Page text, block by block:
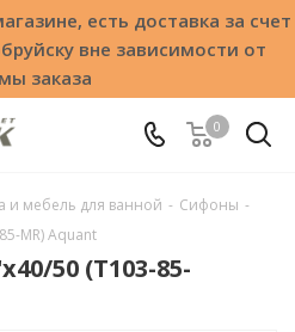
есть доставка за счет
вне зависимости от
заказа
0
и мебель для ванной - Сифоны -
MR) Aquant
50 (T103-85-